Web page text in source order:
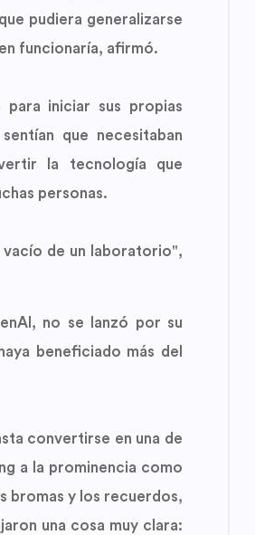
pudiera generalizarse
funcionaría, afirmó.
iniciar sus propias
que necesitaban
la tecnología que
personas.
vacío de un laboratorio",
no se lanzó por su
beneficiado más del
convertirse en una de
a la prominencia como
bromas y los recuerdos,
una cosa muy clara: